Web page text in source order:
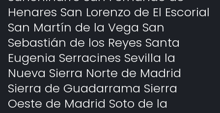
Henares San Lorenzo de El Escorial
San Martín de la Vega San
Sebastián de los Reyes Santa
Eugenia Serracines Sevilla la
Nueva Sierra Norte de Madrid
Sierra de Guadarrama Sierra
Oeste de Madrid Soto de la